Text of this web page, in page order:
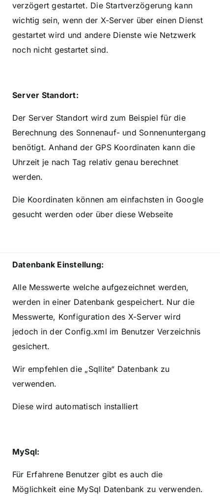
verzögert gestartet. Die Startverzögerung kann
wichtig sein, wenn der X-Server über einen Dienst
gestartet wird und andere Dienste wie Netzwerk
noch nicht gestartet sind.
Server Standort:
Der Server Standort wird zum Beispiel für die
Berechnung des Sonnenauf- und Sonnenuntergang
benötigt. Anhand der GPS Koordinaten kann die
Uhrzeit je nach Tag relativ genau berechnet
werden.
Die Koordinaten können am einfachsten in Google
gesucht werden oder über dieseWebseite
Datenbank Einstellung:
Alle Messwerte welche aufgezeichnet werden,
werden in einer Datenbank gespeichert. Nur die
Messwerte, Konfiguration des X-Server wird
jedoch in der Config.xml im Benutzer Verzeichnis
gesichert.
Wir empfehlen die „Sqllite“ Datenbank zu
verwenden.
Diese wird automatisch installiert
MySql:
Für Erfahrene Benutzer gibt es auch die
Möglichkeit eine MySql Datenbank zu verwenden.